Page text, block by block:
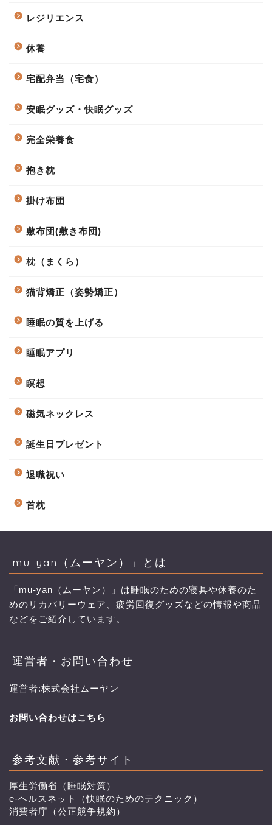
レジリエンス
休養
宅配弁当（宅食）
安眠グッズ・快眠グッズ
完全栄養食
抱き枕
掛け布団
敷布団(敷き布団)
枕（まくら）
猫背矯正（姿勢矯正）
睡眠の質を上げる
睡眠アプリ
瞑想
磁気ネックレス
誕生日プレゼント
退職祝い
首枕
mu-yan（ムーヤン）」とは
「mu-yan（ムーヤン）」は睡眠のための寝具や休養のた
めのリカバリーウェア、疲労回復グッズなどの情報や商品
などをご紹介しています。
運営者・お問い合わせ
運営者:株式会社ムーヤン
お問い合わせはこちら
参考文献・参考サイト
厚生労働省（睡眠対策）
e-ヘルスネット（快眠のためのテクニック）
消費者庁（公正競争規約）